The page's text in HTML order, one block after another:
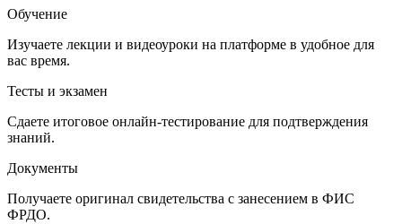
Обучение
Изучаете лекции и видеоуроки на платформе в удобное для
вас время.
Тесты и экзамен
Сдаете итоговое онлайн-тестирование для подтверждения
знаний.
Документы
Получаете оригинал свидетельства с занесением в ФИС
ФРДО.